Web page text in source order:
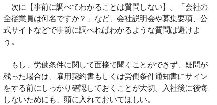
次に【事前に調べてわかることは質問しない】。「会社の
全従業員は何名ですか？」など、会社説明会や募集要項、公
式サイトなどで事前に調べればわかるような質問は避けよ
う。
もし、労働条件に関して面接で聞くことができず、疑問が
残った場合は、雇用契約書もしくは労働条件通知書にサイン
をする前にしっかり確認しておくことが大切。入社後に後悔
しないためにも、頭に入れておいてほしい。